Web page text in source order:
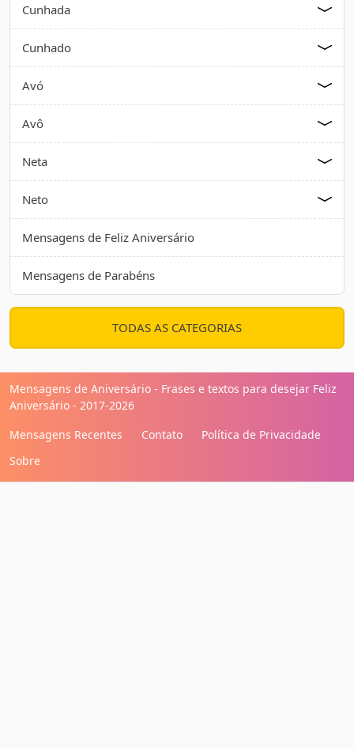
Cunhada
Cunhado
Avó
Avô
Neta
Neto
Mensagens de Feliz Aniversário
Mensagens de Parabéns
TODAS AS CATEGORIAS
Mensagens de Aniversário - Frases e textos para desejar Feliz
Aniversário - 2017-2026
Mensagens Recentes
Contato
Política de Privacidade
Sobre